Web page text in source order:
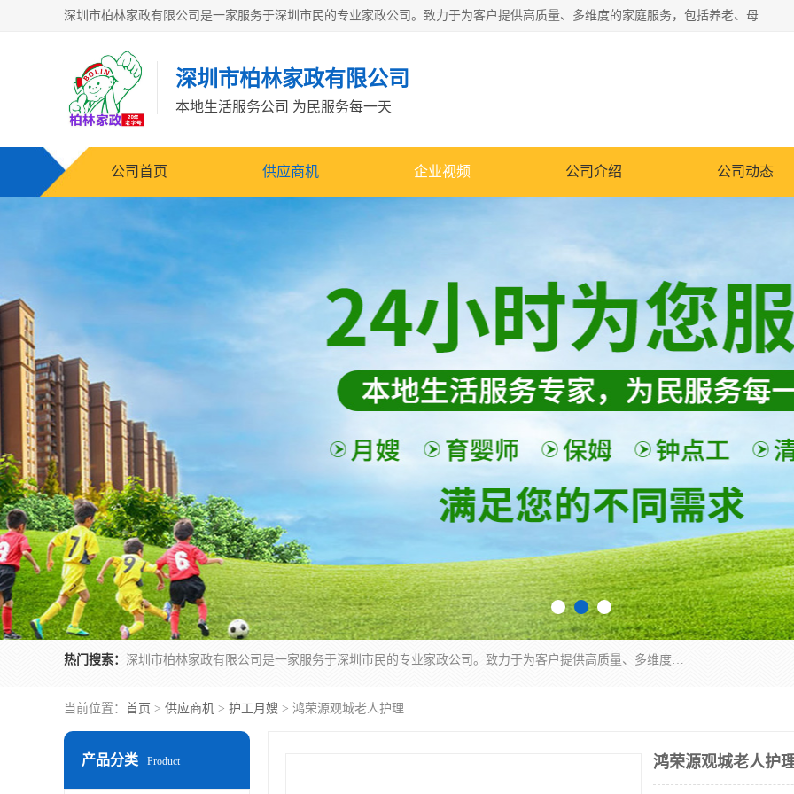
深圳市柏林家政有限公司是一家服务于深圳市民的专业家政公司。致力于为客户提供高质量、多维度的家庭服务，包括养老、母婴、月嫂育婴早教、康复理疗、家电清洗和保洁等方面的专业服务。
深圳市柏林家政有限公司
本地生活服务公司 为民服务每一天
公司首页 供应商机 企业视频 公司介绍 公司动态
热门搜索： 深圳市柏林家政有限公司是一家服务于深圳市民的专业家政公司。致力于为客户提供高质量、多维度的家庭服务，包括养老、母婴、月嫂育婴早教、康复理疗、家电清洗和保洁等方面的专业服务。
当前位置： 首页 > 供应商机 > 护工月嫂 > 鸿荣源观城老人护理
产品分类 Product 鸿荣源观城老人护